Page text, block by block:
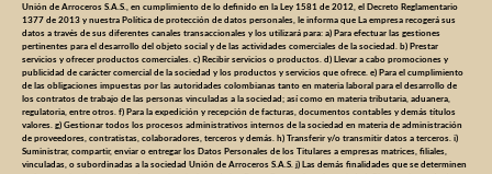
Unión de Arroceros S.A.S., en cumplimiento de lo definido en la Ley 1581 de 2012, el Decreto Reglamentario
1377 de 2013 y nuestra Política de protección de datos personales, le informa que La empresa recogerá sus
datos a través de sus diferentes canales transaccionales y los utilizará para: a) Para efectuar las gestiones
pertinentes para el desarrollo del objeto social y de las actividades comerciales de la sociedad. b) Prestar
servicios y ofrecer productos comerciales. c) Recibir servicios o productos. d) Llevar a cabo promociones y
publicidad de carácter comercial de la sociedad y los productos y servicios que ofrece. e) Para el cumplimiento
de las obligaciones impuestas por las autoridades colombianas tanto en materia laboral para el desarrollo de
los contratos de trabajo de las personas vinculadas a la sociedad; así como en materia tributaria, aduanera,
regulatoria, entre otros. f) Para la expedición y recepción de facturas, documentos contables y demás títulos
valores. g) Gestionar todos los procesos administrativos internos de la sociedad en materia de administración
de proveedores, contratistas, colaboradores, terceros y demás. h) Transferir y/o transmitir datos a terceros. i)
Suministrar, compartir, enviar o entregar los Datos Personales de los Titulares a empresas matrices, filiales,
vinculadas, o subordinadas a la sociedad Unión de Arroceros S.A.S. j) Las demás finalidades que se determinen